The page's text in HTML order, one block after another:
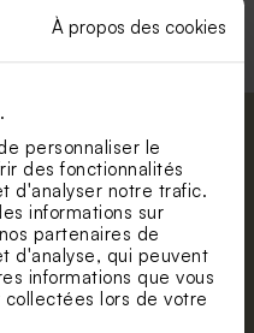
À propos des cookies
personnaliser le
des fonctionnalités
d'analyser notre trafic.
informations sur
partenaires de
d'analyse, qui peuvent
informations que vous
lors de votre
et restez
bénéficiez de 5%